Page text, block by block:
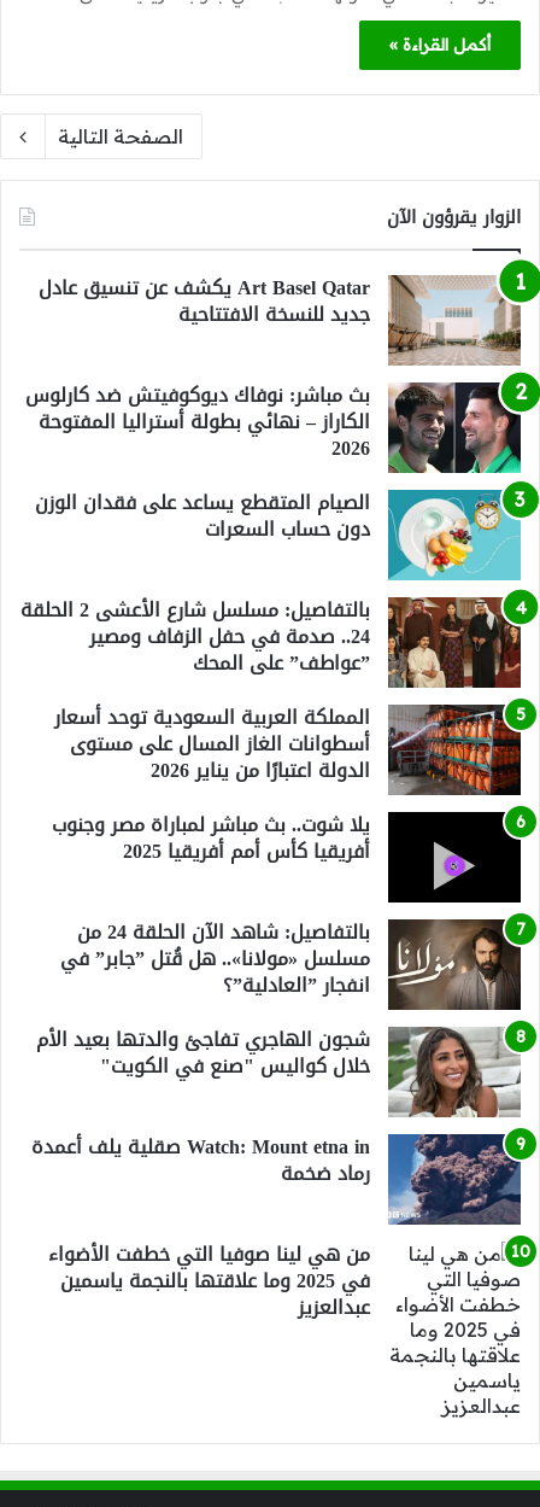
أكمل القراءة »
الصفحة التالية
الزوار يقرؤون الآن
Art Basel Qatar يكشف عن تنسيق عادل
جديد للنسخة الافتتاحية
بث مباشر: نوفاك ديوكوفيتش ضد كارلوس
الكاراز – نهائي بطولة أستراليا المفتوحة
2026
الصيام المتقطع يساعد على فقدان الوزن
دون حساب السعرات
بالتفاصيل: مسلسل شارع الأعشى 2 الحلقة
24.. صدمة في حفل الزفاف ومصير
”عواطف” على المحك
المملكة العربية السعودية توحد أسعار
أسطوانات الغاز المسال على مستوى
الدولة اعتبارًا من يناير 2026
يلا شوت.. بث مباشر لمباراة مصر وجنوب
أفريقيا كأس أمم أفريقيا 2025
بالتفاصيل: شاهد الآن الحلقة 24 من
مسلسل «مولانا».. هل قُتل ”جابر” في
انفجار ”العادلية”؟
شجون الهاجري تفاجئ والدتها بعيد الأم
خلال كواليس "صنع في الكويت"
Watch: Mount etna in صقلية يلف أعمدة
رماد ضخمة
من هي لينا صوفيا التي خطفت الأضواء
في 2025 وما علاقتها بالنجمة ياسمين
عبدالعزيز